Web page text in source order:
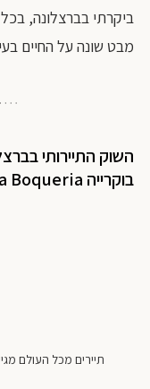
ביקרתי בברצלונה,
מבט שונה על החיים
השוק התיירותי
בוקרייה Boqueria
תיירים מכל העולם